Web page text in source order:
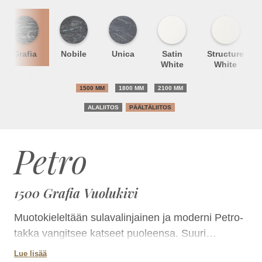
Petro
1500 Grafia Vuolukivi
Muotokieleltään sulavalinjainen ja moderni Petro-
takka vangitsee katseet puoleensa. Suuri
kulmaluukku antaa tulen loimun laajasti
Lue lisää
Grafia Nobile Unica
Satin
White
Structure
White
1500 MM 1800 MM 2100 MM
ALALIITOS PÄÄLTÄLIITOS